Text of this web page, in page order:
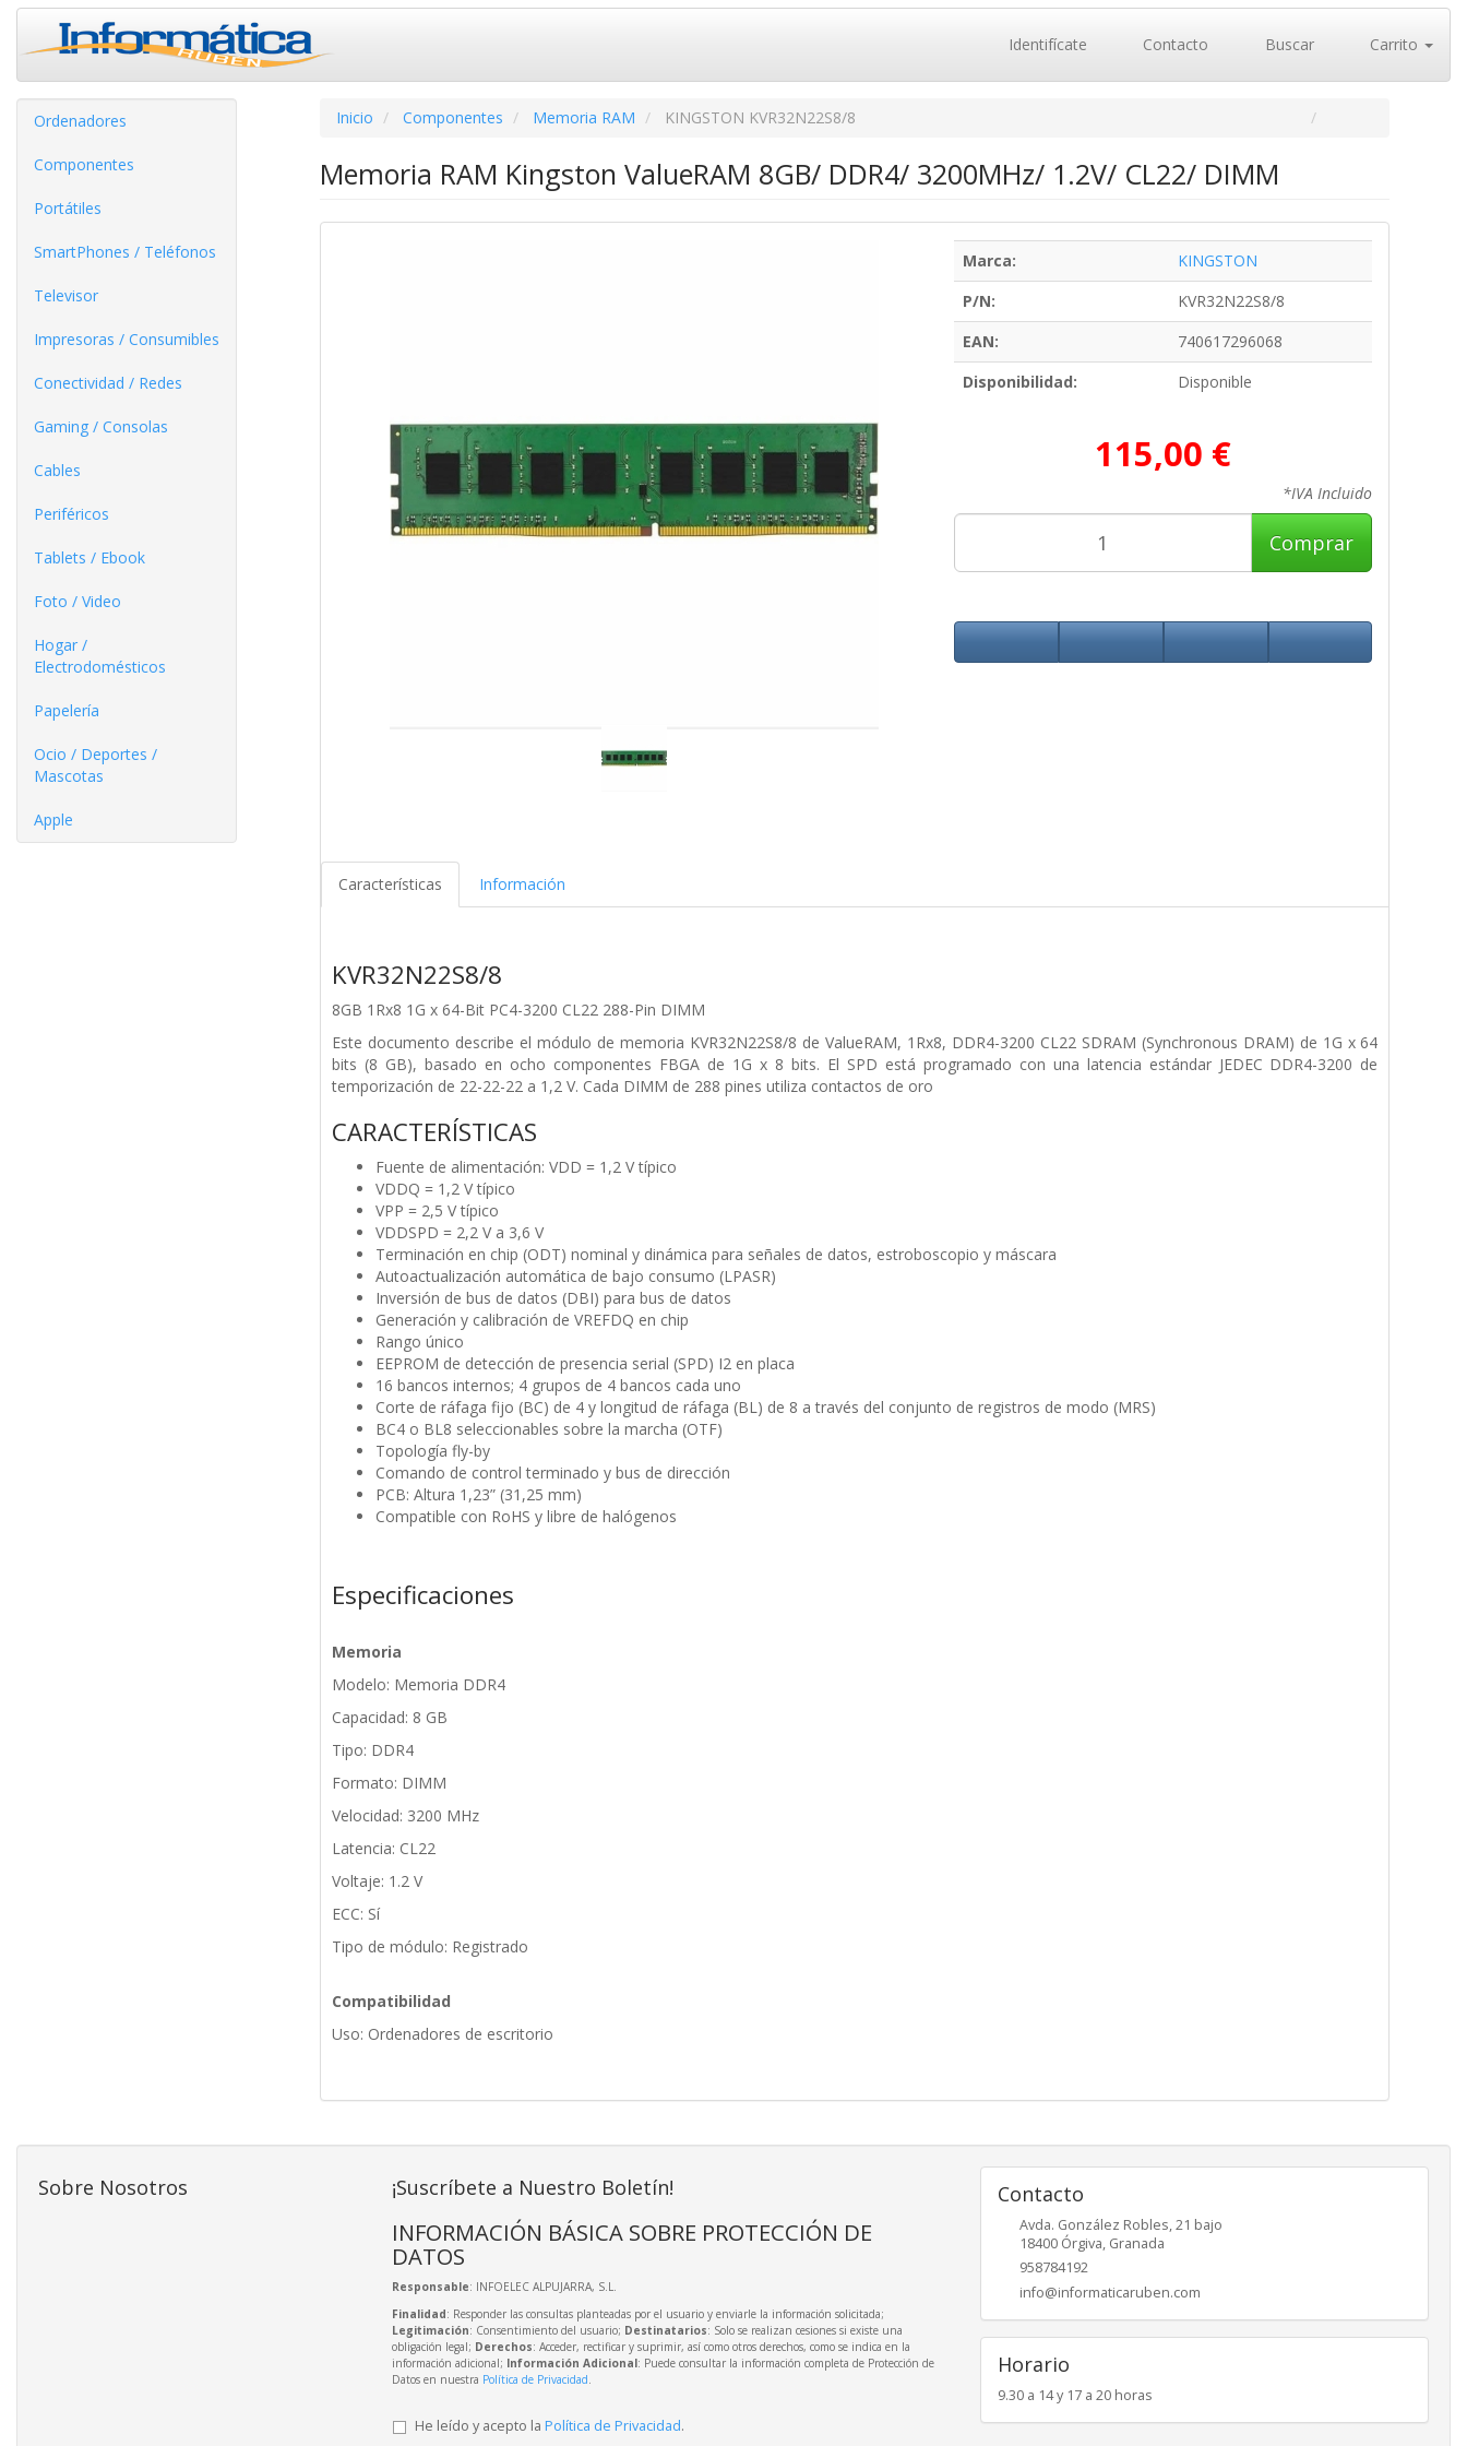
Identifícate Contacto Buscar Carrito
Ordenadores
Componentes
Portátiles
SmartPhones / Teléfonos
Televisor
Impresoras / Consumibles
Conectividad / Redes
Gaming / Consolas
Cables
Periféricos
Tablets / Ebook
Foto / Video
Hogar /
Electrodomésticos
Papelería
Ocio / Deportes /
Mascotas
Apple
Inicio Componentes Memoria RAM KINGSTON KVR32N22S8/8
Memoria RAM Kingston ValueRAM 8GB/ DDR4/ 3200MHz/ 1.2V/ CL22/ DIMM
Marca:
KINGSTON
P/N:
KVR32N22S8/8
EAN:
740617296068
Disponibilidad:
Disponible
115,00 €
*IVA Incluido
Comprar
Características Información
KVR32N22S8/8
8GB 1Rx8 1G x 64-Bit PC4-3200 CL22 288-Pin DIMM
Este documento describe el módulo de memoria KVR32N22S8/8 de ValueRAM, 1Rx8, DDR4-3200 CL22 SDRAM (Synchronous DRAM) de 1G x 64
bits (8 GB), basado en ocho componentes FBGA de 1G x 8 bits. El SPD está programado con una latencia estándar JEDEC DDR4-3200 de
temporización de 22-22-22 a 1,2 V. Cada DIMM de 288 pines utiliza contactos de oro
CARACTERÍSTICAS
Fuente de alimentación: VDD = 1,2 V típico
VDDQ = 1,2 V típico
VPP = 2,5 V típico
VDDSPD = 2,2 V a 3,6 V
Terminación en chip (ODT) nominal y dinámica para señales de datos, estroboscopio y máscara
Autoactualización automática de bajo consumo (LPASR)
Inversión de bus de datos (DBI) para bus de datos
Generación y calibración de VREFDQ en chip
Rango único
EEPROM de detección de presencia serial (SPD) I2 en placa
16 bancos internos; 4 grupos de 4 bancos cada uno
Corte de ráfaga fijo (BC) de 4 y longitud de ráfaga (BL) de 8 a través del conjunto de registros de modo (MRS)
BC4 o BL8 seleccionables sobre la marcha (OTF)
Topología fly-by
Comando de control terminado y bus de dirección
PCB: Altura 1,23” (31,25 mm)
Compatible con RoHS y libre de halógenos
Especificaciones
Memoria
Modelo: Memoria DDR4
Capacidad: 8 GB
Tipo: DDR4
Formato: DIMM
Velocidad: 3200 MHz
Latencia: CL22
Voltaje: 1.2 V
ECC: Sí
Tipo de módulo: Registrado
Compatibilidad
Uso: Ordenadores de escritorio
Sobre Nosotros ¡Suscríbete a Nuestro Boletín!
INFORMACIÓN BÁSICA SOBRE PROTECCIÓN DE
DATOS
Responsable: INFOELEC ALPUJARRA, S.L.
Finalidad: Responder las consultas planteadas por el usuario y enviarle la información solicitada;
Legitimación: Consentimiento del usuario; Destinatarios: Solo se realizan cesiones si existe una
obligación legal; Derechos: Acceder, rectificar y suprimir, así como otros derechos, como se indica en la
información adicional; Información Adicional: Puede consultar la información completa de Protección de
Datos en nuestra Política de Privacidad.
He leído y acepto la Política de Privacidad.
Contacto
Avda. González Robles, 21 bajo
18400 Órgiva, Granada
958784192
info@informaticaruben.com
Horario
9.30 a 14 y 17 a 20 horas